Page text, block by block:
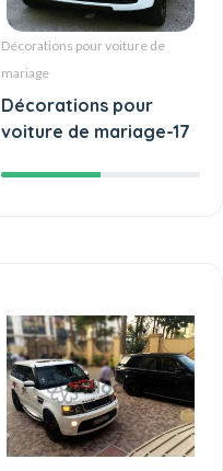
Décorations pour voiture de
mariage
Décorations pour
voiture de mariage-17